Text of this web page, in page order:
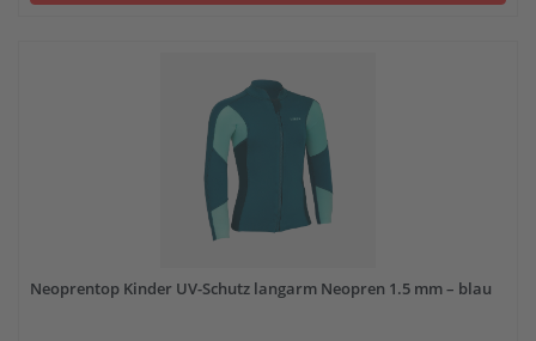
Neoprentop Kinder UV-Schutz langarm Neopren 1.5 mm – blau